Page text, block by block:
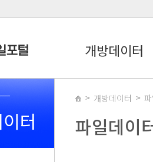
개방데이터
터
개방데이터
파일데이